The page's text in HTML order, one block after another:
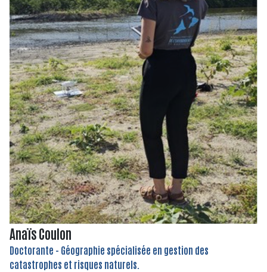
Anaïs Coulon
Doctorante - Géographie spécialisée en gestion des
catastrophes et risques naturels.